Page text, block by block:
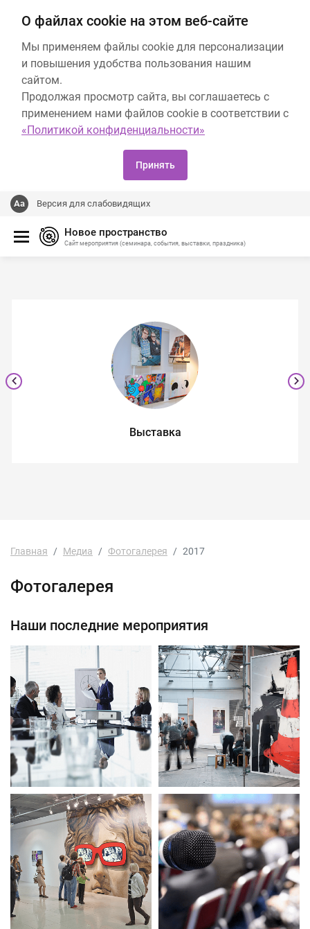
О файлах cookie на этом веб-сайте
Мы применяем файлы cookie для персонализации
и повышения удобства пользования нашим
сайтом.
Продолжая просмотр сайта, вы соглашаетесь с
применением нами файлов cookie в соответствии с
«Политикой конфиденциальности»
Принять
Версия для слабовидящих
Новое пространство
Сайт мероприятия (семинара, события, выставки, праздника)
Выставка
Главная Медиа Фотогалерея 2017
Фотогалерея
Наши последние мероприятия